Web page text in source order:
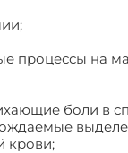
процессы на
боли в
крови;